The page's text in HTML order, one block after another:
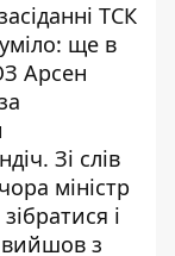
ТСК
ще в
Арсен
Зі слів
міністр
і
вийшов з